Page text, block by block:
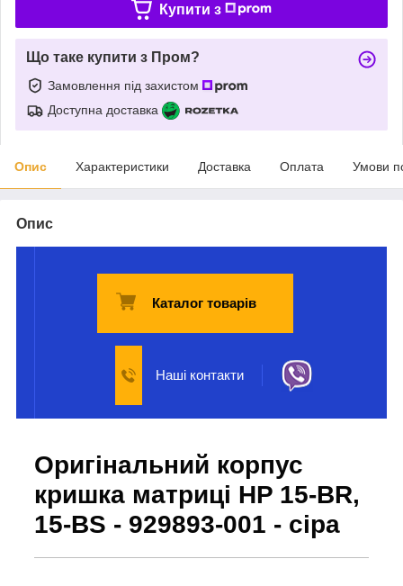
Купити з
Що таке купити з Пром?
Замовлення під захистом
Доступна доставка
Опис Характеристики Доставка Оплата Умови
Опис
Каталог товарів
Наші контакти
Оригінальний корпус
кришка матриці HP 15-BR,
15-BS - 929893-001 - сіра